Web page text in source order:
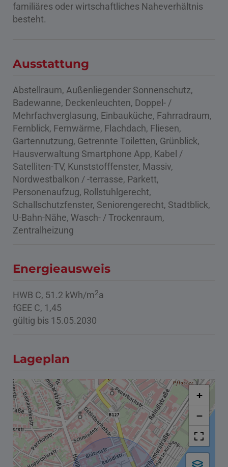
familiäres oder wirtschaftliches Naheverhältnis
besteht.
Ausstattung
Abstellraum Außenliegender Sonnenschutz
Badewanne Deckenleuchten Doppel- /
Mehrfachverglasung Einbauküche Fahrradraum
Fernblick Fernwärme Flachdach Fliesen
Gartennutzung Getrennte Toiletten Grünblick
Hausverwaltung Smartphone App Kabel /
Satelliten-TV Kunststofffenster Massiv
Nordwestbalkon / -terrasse Parkett
Personenaufzug Rollstuhlgerecht
Schallschutzfenster Seniorengerecht Stadtblick
U-Bahn-Nähe Wasch- / Trockenraum
Zentralheizung
Energieausweis
HWB C, 51.2 kWh/m2a
fGEE C, 1,45
gültig bis 15.05.2030
Lageplan
+
−